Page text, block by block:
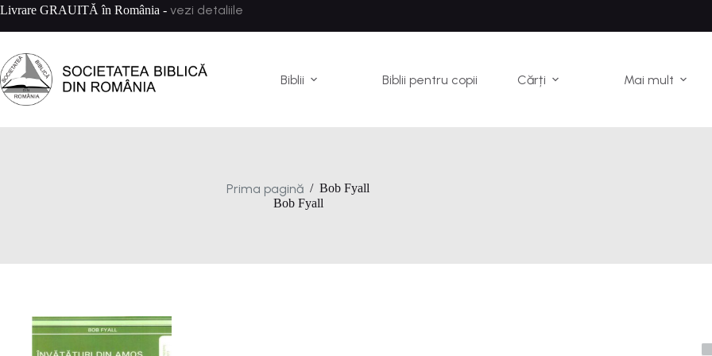
Sari
conținut
Livrare GRAUITĂ în România - vezi detaliile
Biblii Biblii pentru copii Cărți Mai mult
Prima pagină / Bob Fyall
Bob Fyall